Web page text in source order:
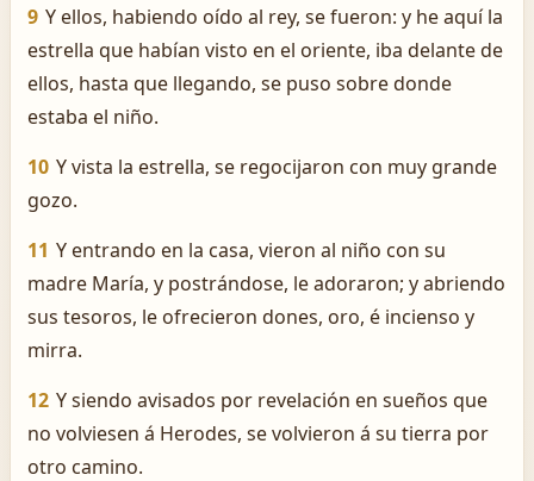
9 Y ellos, habiendo oído al rey, se fueron: y he aquí la
estrella que habían visto en el oriente, iba delante de
ellos, hasta que llegando, se puso sobre donde
estaba el niño.
10 Y vista la estrella, se regocijaron con muy grande
gozo.
11 Y entrando en la casa, vieron al niño con su
madre María, y postrándose, le adoraron; y abriendo
sus tesoros, le ofrecieron dones, oro, é incienso y
mirra.
12 Y siendo avisados por revelación en sueños que
no volviesen á Herodes, se volvieron á su tierra por
otro camino.